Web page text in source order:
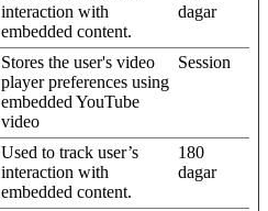
interaction with
embedded content.
dagar
Stores the user's video
player preferences using
embedded YouTube
video
Session
Used to track user’s
interaction with
embedded content.
180
dagar